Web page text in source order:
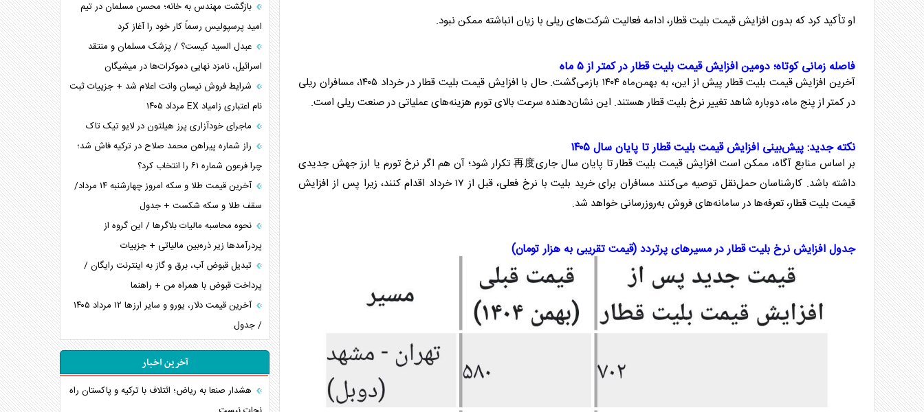
او تأکید کرد که بدون افزایش قیمت بلیت قطار، ادامه فعالیت شرکت‌های ریلی با زیان انباشته ممکن نبود.
فاصله زمانی کوتاه؛ دومین افزایش قیمتبلیت قطاردر کمتر از ۵ ماه
آخرین افزایش قیمت بلیت قطار پیش از این، به بهمن‌ماه ۱۴۰۴ بازمی‌گشت. حال با افزایش قیمت بلیت قطار
در خرداد ۱۴۰۵، مسافران ریلی
در کمتر از پنج ماه، دوباره شاهد تغییر نرخ بلیت قطار هستند. این نشان‌دهنده سرعت بالای تورم هزینه‌های عملیاتی در صنعت ریلی است.
نکته جدید: پیش‌بینی افزایش قیمتبلیت قطارتا پایان سال ۱۴۰۵
بر اساس منابع آگاه، ممکن است افزایش قیمت بلیت قطار
تا پایان سال جاری再度 تکرار شود؛ آن هم اگر نرخ تورم یا ارز جهش جدیدی
داشته باشد. کارشناسان حمل‌نقل توصیه می‌کنند مسافران برای خرید بلیت با نرخ فعلی، قبل از ۱۷ خرداد اقدام کنند، زیرا پس از افزایش
قیمت بلیت قطار، تعرفه‌ها در سامانه‌های فروش به‌روز‌رسانی خواهد شد.
جدول افزایش نرخبلیت قطاردر مسیر‌های پرتردد (قیمت تقریبی به هزار تومان)
بازگشت مهندس به خانه؛ محسن مسلمان در تیم
امید پرسپولیس رسماً کار خود را آغاز کرد
عبدل السید کیست؟ / پزشک مسلمان و منتقد
اسرائیل، نامزد نهایی دموکرات‌ها در میشیگان
شرایط فروش نیسان وانت اعلام شد + جزییات ثبت
نام اعتباری زامیاد EX مرداد ۱۴۰۵
ماجرای خودآزاری پرز هیلتون در لایو تیک تاک
راز شماره پیراهن محمد صلاح در ترکیه فاش شد؛
چرا فرعون شماره ۶۱ را انتخاب کرد؟
آخرین قیمت طلا و سکه امروز چهارشنبه ۱۴ مرداد/
سقف طلا و سکه شکست + جدول
نحوه محاسبه مالیات بلاگر‌ها / این گروه از
پردرآمد‌ها زیر ذره‌بین مالیاتی + جزییات
تبدیل قبوض آب، برق و گاز به اینترنت رایگان /
پرداخت قبوض با همراه من + راهنما
آخرین قیمت دلار، یورو و سایر ارز‌ها ۱۲ مرداد ۱۴۰۵
/ جدول
آخرین اخبار
هشدار صنعا به ریاض؛ ائتلاف با ترکیه و پاکستان راه